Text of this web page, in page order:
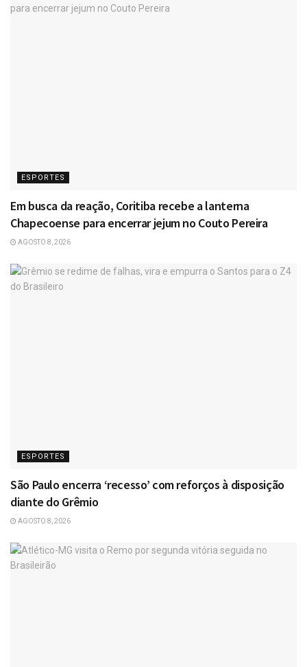
ESPORTES
Em busca da reação, Coritiba recebe a lanterna
Chapecoense para encerrar jejum no Couto Pereira
AGOSTO 8, 2026
ESPORTES
São Paulo encerra ‘recesso’ com reforços à disposição
diante do Grêmio
AGOSTO 8, 2026